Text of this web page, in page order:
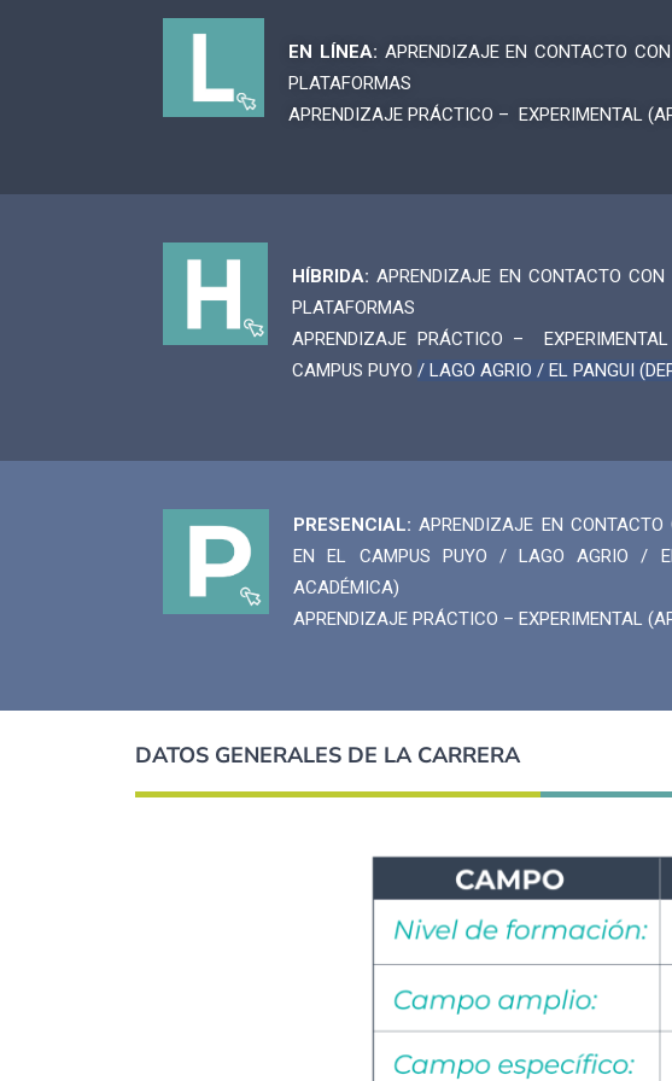
EN LÍNEA: APRENDIZAJE EN CONTACTO
PLATAFORMAS
APRENDIZAJE PRÁCTICO – EXPERIMENTAL
HÍBRIDA: APRENDIZAJE EN CONTACTO
PLATAFORMAS
APRENDIZAJE PRÁCTICO –
CAMPUS PUYO / LAGO AGRIO / EL PANGUI
PRESENCIAL: APRENDIZAJE EN
EN EL CAMPUS PUYO / LAGO AGRIO /
ACADÉMICA)
APRENDIZAJE PRÁCTICO – EXPERIMENTAL
DATOS GENERALES DE LA CARRERA